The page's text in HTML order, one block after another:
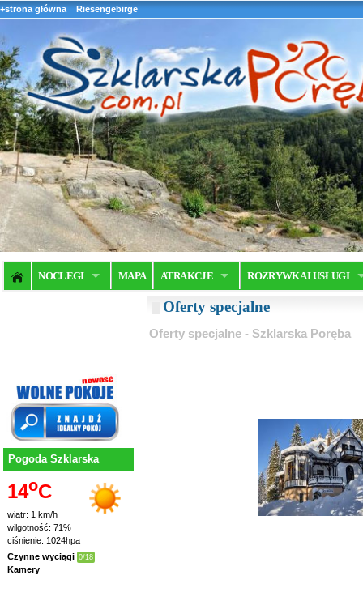
+strona główna Riesengebirge
NOCLEGI MAPA ATRAKCJE ROZRYWKA I USŁUGI
Pogoda Szklarska
14oC
wiatr: 1 km/h
wilgotność: 71%
ciśnienie: 1024hpa
Czynne wyciągi 0/18
Kamery
Oferty specjalne
Oferty specjalne - Szklarska Poręba